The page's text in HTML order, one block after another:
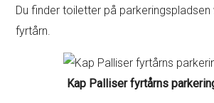
Du finder toiletter på parkeringspladsen
fyrtårn.
Kap Palliser fyrtårns